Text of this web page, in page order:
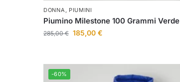
DONNA PIUMINI
Piumino Milestone 100 Grammi Verde
285,00€ 185,00 €
-60%